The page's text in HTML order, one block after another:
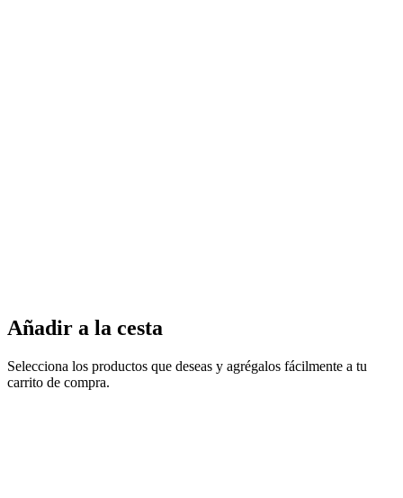
Añadir a la cesta
Selecciona los productos que deseas y agrégalos fácilmente a tu
carrito de compra.